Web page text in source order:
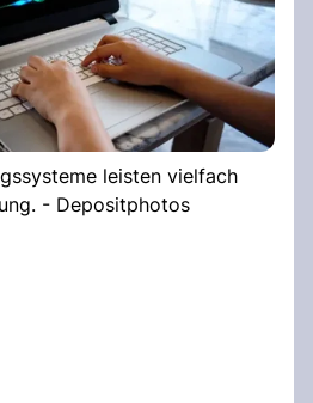
leisten vielfach
- Depositphotos